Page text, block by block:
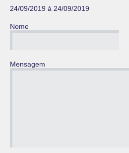
24/09/2019 á 24/09/2019
Nome
Mensagem